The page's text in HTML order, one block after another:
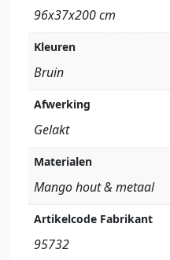
96x37x200 cm
Kleuren
Bruin
Afwerking
Gelakt
Materialen
Mango hout & metaal
Artikelcode Fabrikant
95732